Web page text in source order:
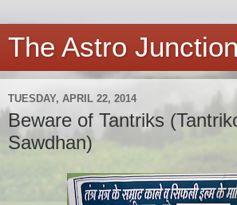
The Astro Junction
TUESDAY, APRIL 22, 2014
Beware of Tantriks
Sawdhan)